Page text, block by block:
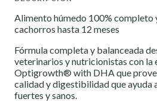
Alimento húmedo 100% completo
cachorros hasta 12 meses
Fórmula completa y balanceada
veterinarios y nutricionistas con la
Optigrowth® with DHA que
calidad y digestibilidad que ayuda
fuertes y sanos.